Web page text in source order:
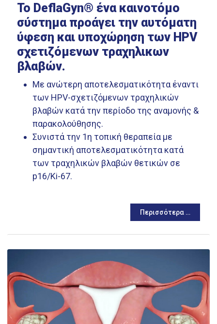
Το DeflaGyn® ένα καινοτόμο
σύστημα προάγει την αυτόματη
ύφεση και υποχώρηση των HPV
σχετιζόμενων τραχηλικων
βλαβών.
Με ανώτερη αποτελεσματικότητα έναντι
των HPV-σχετιζόμενων τραχηλικών
βλαβών κατά την περίοδο της αναμονής &
παρακολούθησης.
Συνιστά την 1η τοπική θεραπεία με
σημαντική αποτελεσματικότητα κατά
των τραχηλικών βλαβών θετικών σε
p16/Ki-67.
Περισσότερα …